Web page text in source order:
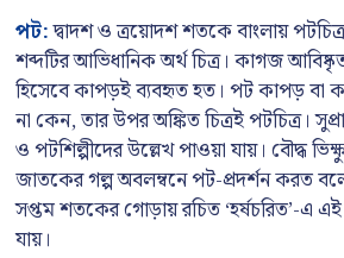
পট:দ্বাদশ ও ত্রয়োদশ শতকে বাংলায়
শব্দটির আভিধানিক অর্থ চিত্র। কাগজ
হিসেবে কাপড়ই ব্যবহৃত হত। পট কাপড় বা
না কেন, তার উপর অঙ্কিত চিত্রই পটচিত্র।
ও পটশিল্পীদের উল্লেখ পাওয়া যায়। বৌদ্ধ
জাতকের গল্প অবলম্বনে পট-প্রদর্শন করত
সপ্তম শতকের গোড়ায় রচিত ‘হর্ষচরিত’-এ
যায়।